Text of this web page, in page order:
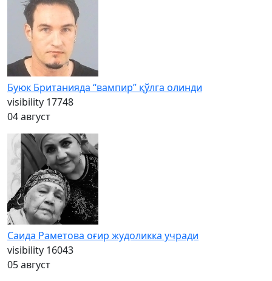
Буюк Британияда “вампир” қўлга олинди
visibility 17748
04 август
Саида Раметова оғир жудоликка учради
visibility 16043
05 август